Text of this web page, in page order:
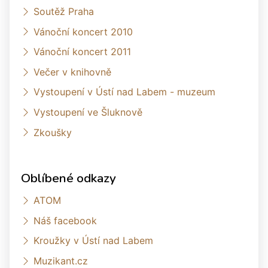
Soutěž Praha
Vánoční koncert 2010
Vánoční koncert 2011
Večer v knihovně
Vystoupení v Ústí nad Labem - muzeum
Vystoupení ve Šluknově
Zkoušky
Oblíbené odkazy
ATOM
Náš facebook
Kroužky v Ústí nad Labem
Muzikant.cz